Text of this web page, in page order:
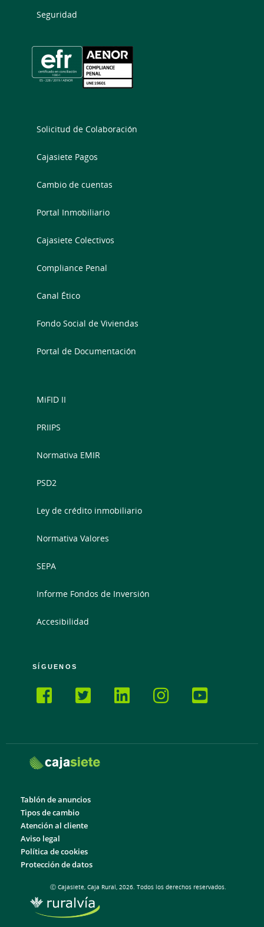
Seguridad
Solicitud de Colaboración
Cajasiete Pagos
Cambio de cuentas
Portal Inmobiliario
Cajasiete Colectivos
Compliance Penal
Canal Ético
Fondo Social de Viviendas
Portal de Documentación
MiFID II
PRIIPS
Normativa EMIR
PSD2
Ley de crédito inmobiliario
Normativa Valores
SEPA
Informe Fondos de Inversión
Accesibilidad
SÍGUENOS
Tablón de anuncios
Tipos de cambio
Atención al cliente
Aviso legal
Política de cookies
Protección de datos
Ⓒ Cajasiete, Caja Rural, 2026. Todos los derechos reservados.